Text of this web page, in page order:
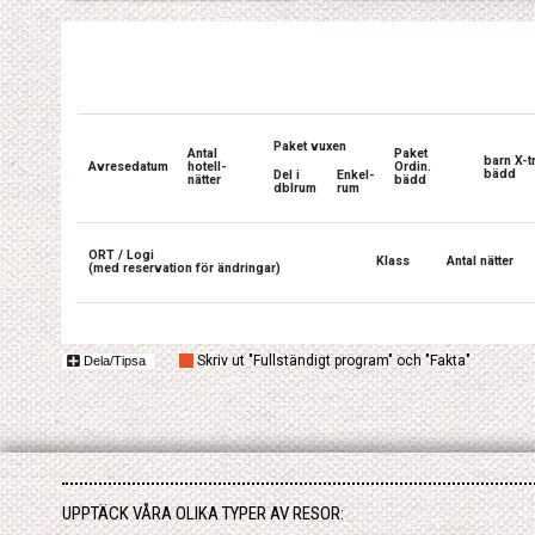
Avresedatum
Antal
hotell-
nätter
Paket vuxen
Paket
Ordin.
bädd
barn X-
bädd
Del i
dblrum
Enkel-
rum
ORT / Logi
(med reservation för ändringar)
Klass Antal nätter
Dela/Tipsa Skriv ut "Fullständigt program" och "Fakta"
UPPTÄCK VÅRA OLIKA TYPER AV RESOR: